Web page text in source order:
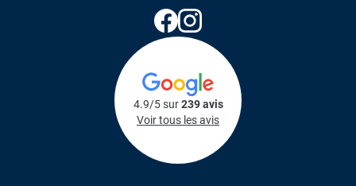
4.9/5 sur239 avis
Voir tous les avis